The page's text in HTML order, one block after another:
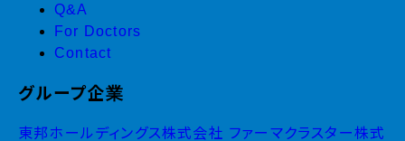
Q&A
For Doctors
Contact
グループ企業
東邦ホールディングス株式会社 ファーマクラスター株式